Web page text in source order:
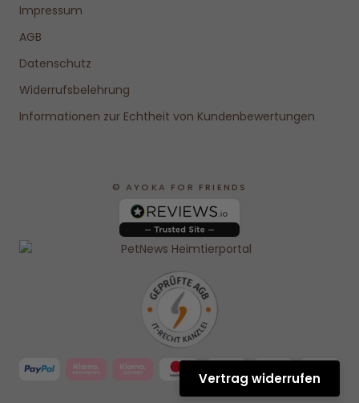
Impressum
AGB
Datenschutz
Widerrufsbelehrung
Informationen zur Echtheit von Kundenbewertungen
© AYOKA FOR FRIENDS
Vertrag widerrufen